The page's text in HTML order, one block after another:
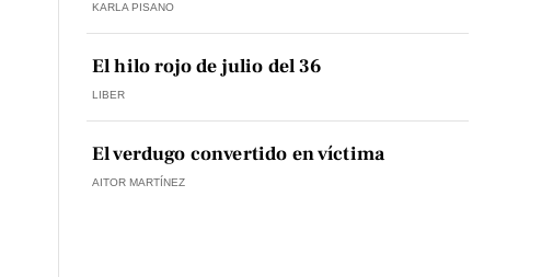
KARLA PISANO
El hilo rojo de julio del 36
LIBER
El verdugo convertido en víctima
AITOR MARTÍNEZ